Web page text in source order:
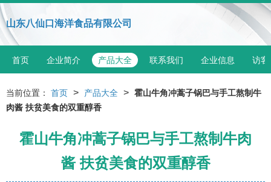
山东八仙口海洋食品有限公司
首页 企业简介 产品大全 联系我们 企业信息 访客
当前位置： 首页 > 产品大全 > 霍山牛角冲蒿子锅巴与手工熬制牛
肉酱 扶贫美食的双重醇香
霍山牛角冲蒿子锅巴与手工熬制牛肉
酱 扶贫美食的双重醇香